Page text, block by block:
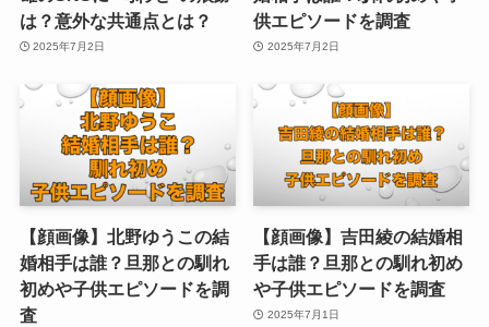
は？意外な共通点とは？
2025年7月2日
供エピソードを調査
2025年7月2日
【顔画像】北野ゆうこの結
婚相手は誰？旦那との馴れ
初めや子供エピソードを調
査
【顔画像】吉田綾の結婚相
手は誰？旦那との馴れ初め
や子供エピソードを調査
2025年7月1日